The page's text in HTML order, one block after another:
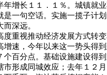
增长１１．１％。城镇就
是一句空话。实施一揽子计
深远。
重视推动经济发展方式转
增速，今年以来这一势头得
百分点。基础设施建设得
形成同城效应；去年１２